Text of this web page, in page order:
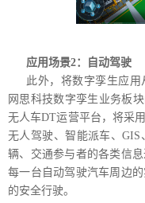
应用场景2：自动驾驶
此外，将数字孪生应
网思科技数字孪生业务板
无人车DT运营平台，将采
无人驾驶、智能派车、
辆、交通参与者的各类信
每一台自动驾驶汽车周边
的安全行驶。